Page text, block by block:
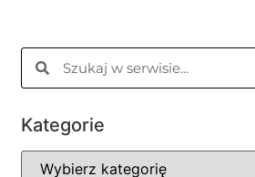
Kategorie